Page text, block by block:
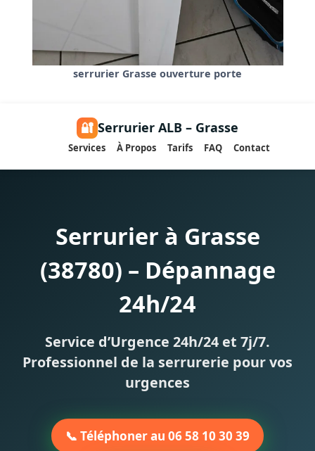
serrurier Grasse ouverture porte
🔐 Serrurier ALB – Grasse
Services À Propos Tarifs FAQ Contact
Serrurier à Grasse
(38780) – Dépannage
24h/24
Service d’Urgence 24h/24 et 7j/7.
Professionnel de la serrurerie pour vos
urgences
📞 Téléphoner au 06 58 10 30 39